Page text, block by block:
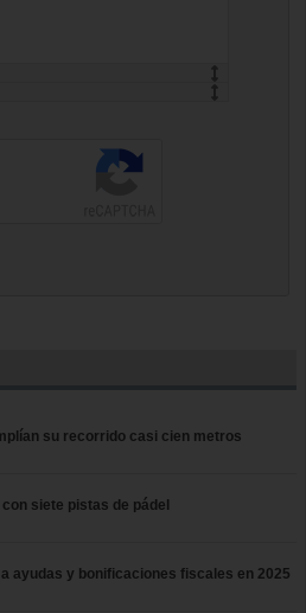
su recorrido casi cien metros
siete pistas de pádel
ayudas y bonificaciones fiscales en 2025